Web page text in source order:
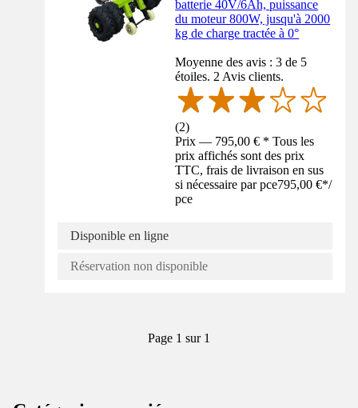
batterie 40V/6Ah, puissance
du moteur 800W, jusqu'à 2000
kg de charge tractée à 0°
Moyenne des avis : 3 de 5
étoiles. 2 Avis clients.
(2)
Prix — 795,00 € * Tous les
prix affichés sont des prix
TTC, frais de livraison en sus
si nécessaire par pce795,00 €*/
pce
Disponible en ligne
Réservation non disponible
Page 1 sur 1